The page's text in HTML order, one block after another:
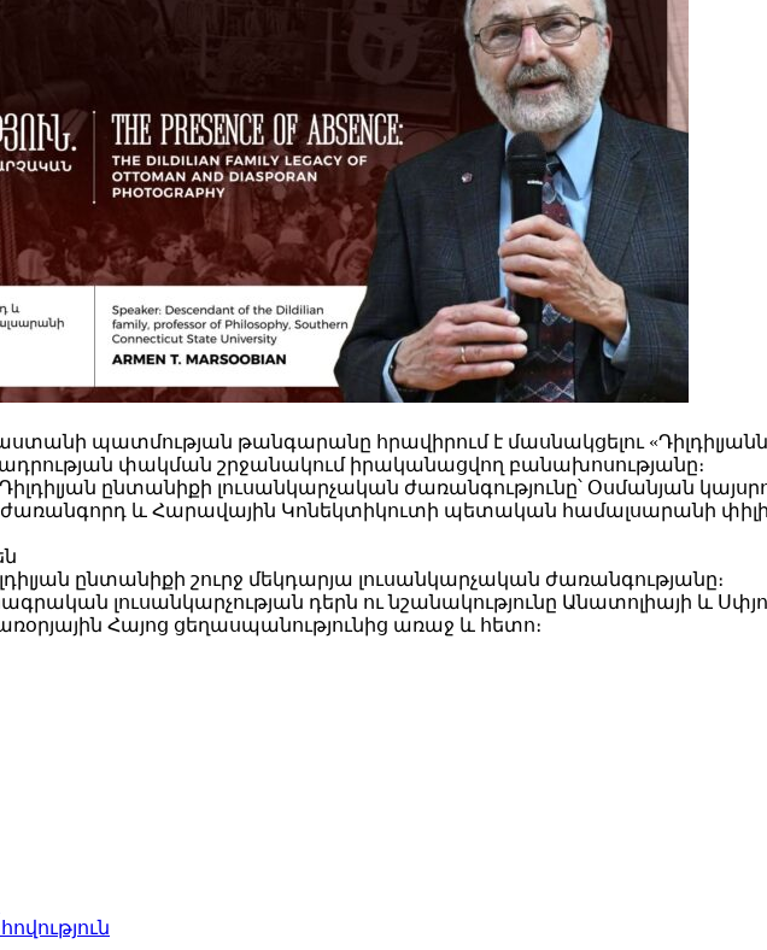
պատմության թանգարանը հրավիրում է մասնակցելու
փակման շրջանակում իրականացվող բանախոսությանը։
ընտանիքի լուսանկարչական ժառանգությունը՝ Օսմանյան
ժառանգորդ և Հարավային Կոնեկտիկուտի պետական համալսարանի
ընտանիքի շուրջ մեկդարյա լուսանկարչական ժառանգությանը։
լուսանկարչության դերն ու նշանակությունը Անատոլիայի և
Հայոց ցեղասպանությունից առաջ և հետո։